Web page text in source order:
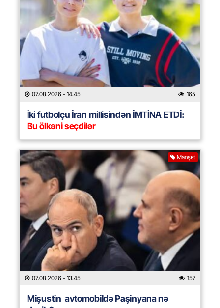
07.08.2026 - 14:45 165
İki futbolçu İran millisindən İMTİNA ETDİ:
Bu ölkəni seçdilər
Manşet
07.08.2026 - 13:45 157
Mişustin avtomobildə Paşinyana nə